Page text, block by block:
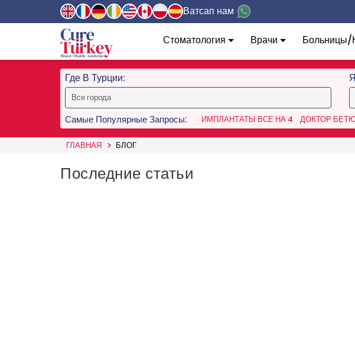
Ватсап нам
Стоматология Врачи Больницы/
Где В Турции:
Самые Популярные Запросы: ИМПЛАНТАТЫ ВСЕ НА 4 ДОКТОР
ГЛАВНАЯ БЛОГ
Последние статьи